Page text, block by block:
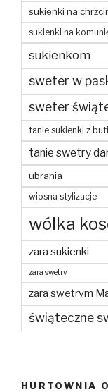
sukienki na
sukienki na
sukienkom
sweter w
sweter
tanie sukienki z
tanie swetry
ubrania
wiosna stylizacje
wólka
zara sukienki
zara swetry
zara swetrym
świąteczne
HURTOWNIA